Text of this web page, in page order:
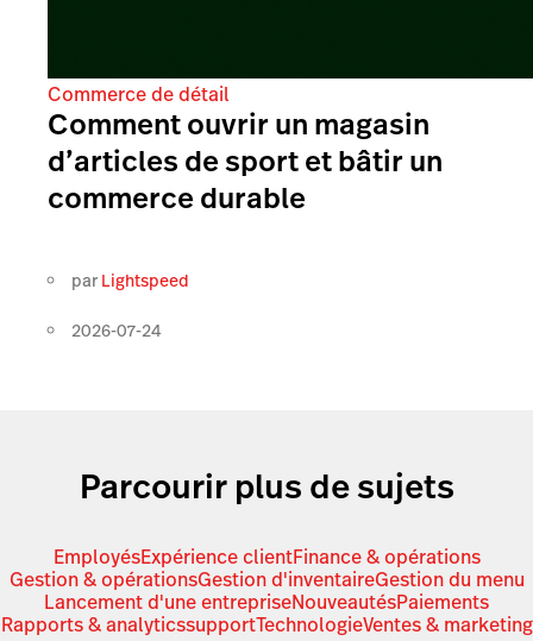
Commerce de détail
Comment ouvrir un magasin
d’articles de sport et bâtir un
commerce durable
par Lightspeed
2026-07-24
Parcourir plus de sujets
EmployésExpérience clientFinance & opérations
Gestion & opérationsGestion d'inventaireGestion du menu
Lancement d'une entrepriseNouveautésPaiements
Rapports & analyticssupportTechnologieVentes & marketing